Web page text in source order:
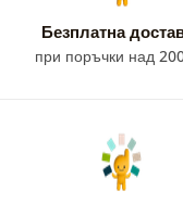
Безплатна
при поръчки над